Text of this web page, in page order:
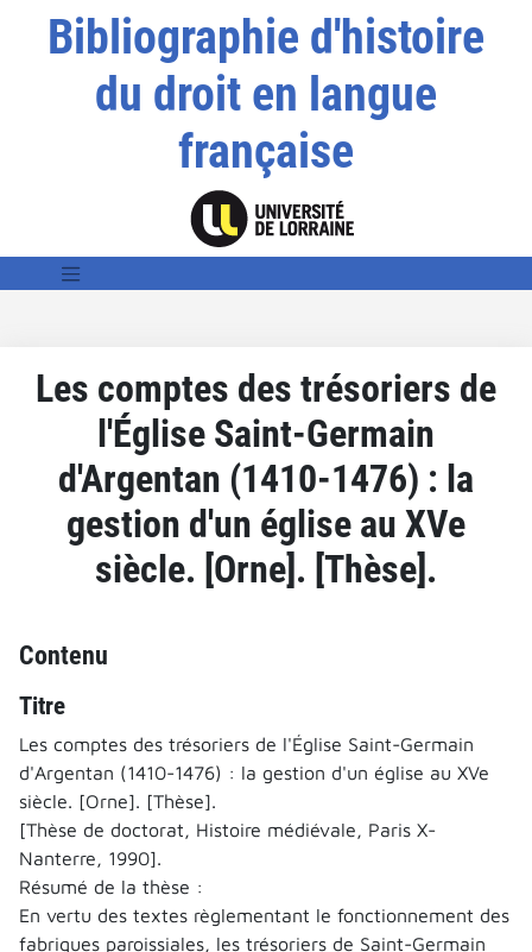
Bibliographie d'histoire
du droit en langue
française
Les comptes des trésoriers de
l'Église Saint-Germain
d'Argentan (1410-1476) : la
gestion d'un église au XVe
siècle. [Orne]. [Thèse].
Contenu
Titre
Les comptes des trésoriers de l'Église Saint-Germain
d'Argentan (1410-1476) : la gestion d'un église au XVe
siècle. [Orne]. [Thèse].
[Thèse de doctorat, Histoire médiévale, Paris X-
Nanterre, 1990].
Résumé de la thèse :
En vertu des textes règlementant le fonctionnement des
fabriques paroissiales, les trésoriers de Saint-Germain